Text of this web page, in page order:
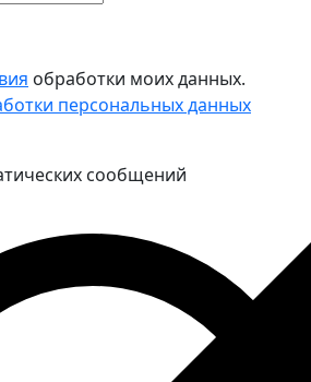
обработки моих данных.
персональных данных
сообщений